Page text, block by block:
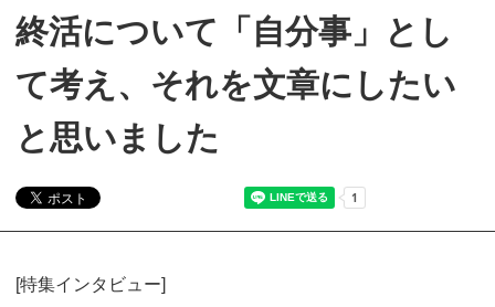
終活について「自分事」とし
て考え、それを文章にしたい
と思いました
[特集インタビュー]